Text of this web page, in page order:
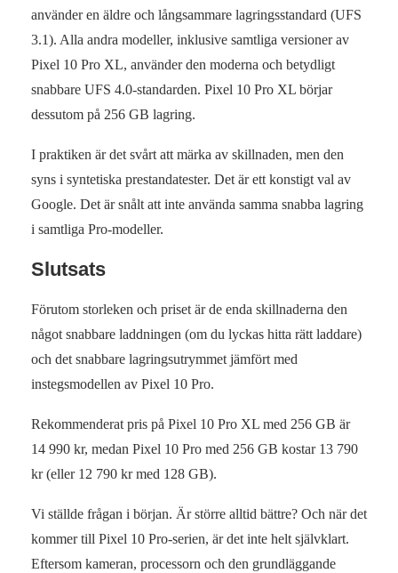
använder en äldre och långsammare lagringsstandard (UFS
3.1). Alla andra modeller, inklusive samtliga versioner av
Pixel 10 Pro XL, använder den moderna och betydligt
snabbare UFS 4.0-standarden. Pixel 10 Pro XL börjar
dessutom på 256 GB lagring.
I praktiken är det svårt att märka av skillnaden, men den
syns i syntetiska prestandatester. Det är ett konstigt val av
Google. Det är snålt att inte använda samma snabba lagring
i samtliga Pro-modeller.
Slutsats
Förutom storleken och priset är de enda skillnaderna den
något snabbare laddningen (om du lyckas hitta rätt laddare)
och det snabbare lagringsutrymmet jämfört med
instegsmodellen av Pixel 10 Pro.
Rekommenderat pris på Pixel 10 Pro XL med 256 GB är
14 990 kr, medan Pixel 10 Pro med 256 GB kostar 13 790
kr (eller 12 790 kr med 128 GB).
Vi ställde frågan i början. Är större alltid bättre? Och när det
kommer till Pixel 10 Pro-serien, är det inte helt självklart.
Eftersom kameran, processorn och den grundläggande